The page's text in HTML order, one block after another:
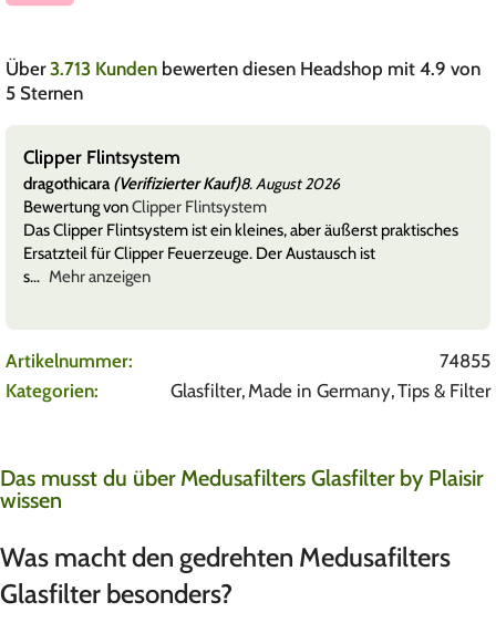
Über3.713 Kunden bewerten diesen Headshop mit 4.9 von
5 Sternen
Clipper Flintsystem
dragothicara(Verifizierter Kauf)8. August 2026
Bewertung vonClipper Flintsystem
Das Clipper Flintsystem ist ein kleines, aber äußerst praktisches
Ersatzteil für Clipper Feuerzeuge. Der Austausch ist
s
Mehr anzeigen
Artikelnummer:
74855
Kategorien:
Glasfilter, Made in Germany,Tips & Filter
Das musst du über Medusafilters Glasfilter by Plaisir
wissen
Was macht den gedrehten Medusafilters
Glasfilter besonders?